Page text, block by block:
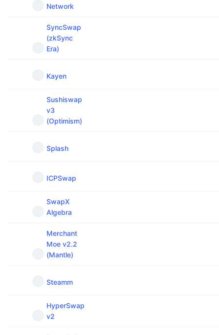
Network
SyncSwap
(zkSync
Era)
Kayen
Sushiswap
v3
(Optimism)
Splash
ICPSwap
SwapX
Algebra
Merchant
Moe v2.2
(Mantle)
Steamm
HyperSwap
v2